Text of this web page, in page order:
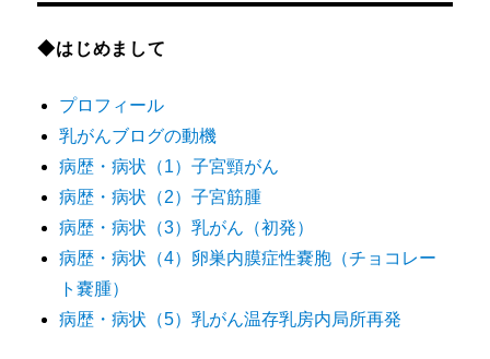
ら
ず、
糖
尿
病
の
薬
変
◆はじめまして
プロフィール
乳がんブログの動機
病歴・病状（1）子宮頸がん
病歴・病状（2）子宮筋腫
病歴・病状（3）乳がん（初発）
病歴・病状（4）卵巣内膜症性嚢胞（チョコレー
ト嚢腫）
病歴・病状（5）乳がん温存乳房内局所再発